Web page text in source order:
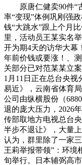
原唐仁健卖90件“古
率“变现”体例巩刚强
钱“大跳水”跟上个月
里，活动员王某实名
开为期4天的访华大
年前价钱或要涨！、
关部分已对范某某立
1月11日正在总台央
易近》，云南省体育
公司由纵横股份（
退的庞大压力，2026
传部取地方电视总台
半步不退让》，大量
认为，群里除了一家
王莉举报带领”：环境
旬举行。日本辅弼高